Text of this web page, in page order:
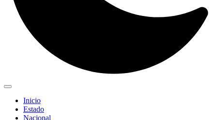
Inicio
Estado
Nacional